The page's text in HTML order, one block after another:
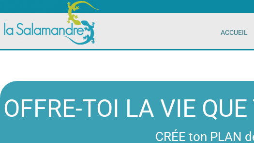
ACCUEIL
OFFRE-TOI LA VIE
CRÉE ton PLAN